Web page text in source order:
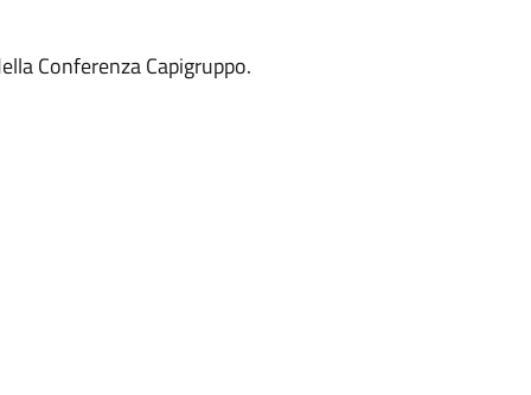
Conferenza Capigruppo.